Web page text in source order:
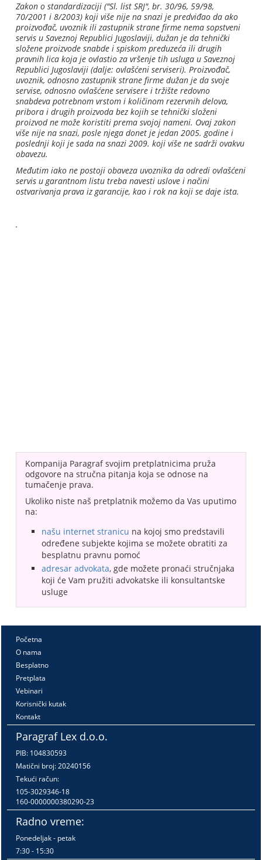
Zakon o standardizaciji ("Sl. list SRJ", br. 30/96, 59/98,
70/2001 i 8/2003) koji više nije na snazi je predviđao da ako
proizvođač, uvoznik ili zastupnik strane firme nema sopstveni
servis u Saveznoj Republici Jugoslaviji, dužan je da tehnički
složene proizvode snabde i spiskom preduzeća ili drugih
pravnih lica koja je ovlastio za vršenje tih usluga u Saveznoj
Republici Jugoslaviji (dalje: ovlašćeni serviseri). Proizvođač,
uvoznik, odnosno zastupnik strane firme dužan je da svoje
servise, odnosno ovlašćene servisere i tržište redovno
snabdeva potrebnom vrstom i količinom rezervnih delova,
pribora i drugih proizvoda bez kojih se tehnički složeni
proizvod ne može koristiti prema svojoj nameni. Ovaj zakon
više nije na snazi, posle njega donet je jedan 2005. godine i
poslednji koji je sada na snazi 2009. koji više ne sadrži ovakvu
obavezu.
Međutim iako ne postoji obaveza uvoznika da odredi ovlašćeni
servis u garantnom listu treba navesti uslove i načini
ostvarivanja prava iz garancije, kao i rok na koji se daje ista.
.
Kompanija Paragraf svojim pretplatnicima pruža
odgovore na stručna pitanja koja se odnose na
tumačenje prava.
Ukoliko niste naš pretplatnik možemo da Vas uputimo
na:
našu internet stranicu na kojoj smo predstavili
određene subjekte kojima se možete obratiti za
besplatnu pravnu pomoć
adresar advokata, gde možete pronaći stručnjaka
koji će Vam pružiti advokatske ili konsultantske
usluge
Početna
O nama
Besplatno
Pretplata
Vebinari
Korisnički kutak
Kontakt
Paragraf Lex d.o.o.
PIB: 104830593
Matični broj: 20240156
Tekući račun:
105-3029346-18
160-0000000380290-23
Radno vreme:
Ponedeljak - petak
7:30 - 15:30